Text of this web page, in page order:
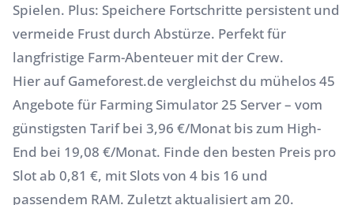
Spielen. Plus: Speichere Fortschritte persistent und
vermeide Frust durch Abstürze. Perfekt für
langfristige Farm-Abenteuer mit der Crew.
Hier auf Gameforest.de vergleichst du mühelos 45
Angebote für Farming Simulator 25 Server – vom
günstigsten Tarif bei 3,96 €/Monat bis zum High-
End bei 19,08 €/Monat. Finde den besten Preis pro
Slot ab 0,81 €, mit Slots von 4 bis 16 und
passendem RAM. Zuletzt aktualisiert am 20.